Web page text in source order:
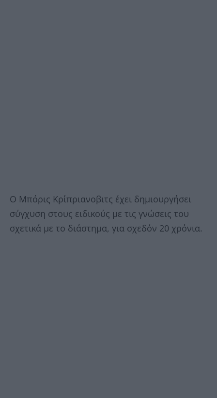
Ο Μπόρις Κρίπριανοβιτς έχει δημιουργήσει
σύγχυση στους ειδικούς με τις γνώσεις του
σχετικά με το διάστημα, για σχεδόν 20 χρόνια.